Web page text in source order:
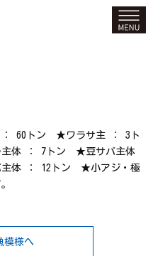
： 60トン ★ワラサ主 ： 3ト
体 ： 7トン ★豆サバ主体
主体 ： 12トン ★小アジ・極
模様へ